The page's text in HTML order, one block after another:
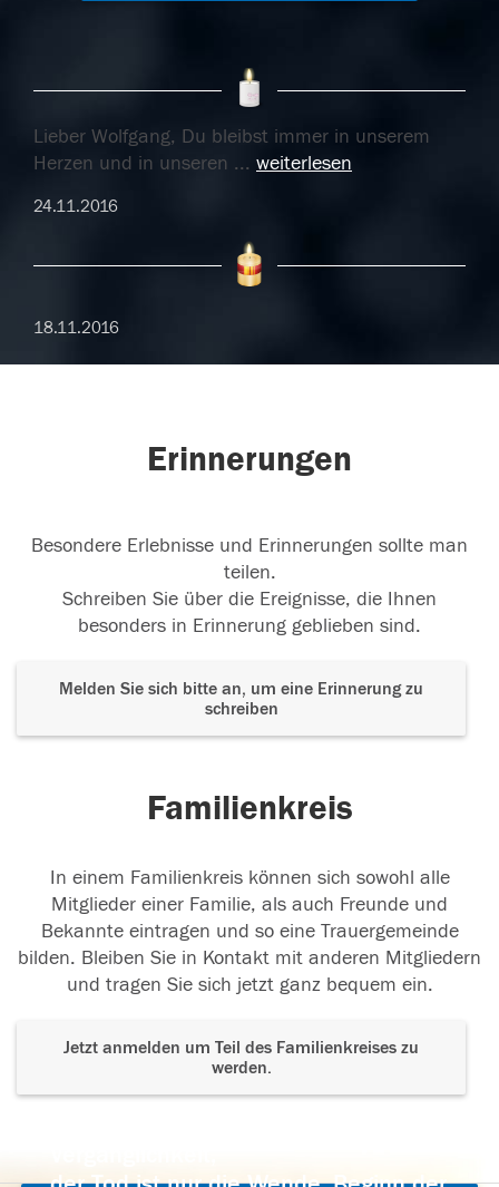
Lieber Wolfgang, Du bleibst immer in unserem
Herzen und in unseren ... weiterlesen
24.11.2016
18.11.2016
Erinnerungen
Besondere Erlebnisse und Erinnerungen sollte man
teilen.
Schreiben Sie über die Ereignisse, die Ihnen
besonders in Erinnerung geblieben sind.
Melden Sie sich bitte an, um eine Erinnerung zu
schreiben
Familienkreis
In einem Familienkreis können sich sowohl alle
Mitglieder einer Familie, als auch Freunde und
Bekannte eintragen und so eine Trauergemeinde
bilden. Bleiben Sie in Kontakt mit anderen Mitgliedern
und tragen Sie sich jetzt ganz bequem ein.
Jetzt anmelden um Teil des Familienkreises zu
werden.